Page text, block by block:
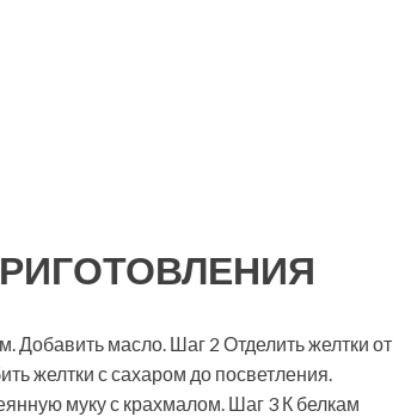
масло. Шаг 2 Отделить желтки от
желтки с сахаром до посветления.
муку с крахмалом. Шаг 3 К белкам